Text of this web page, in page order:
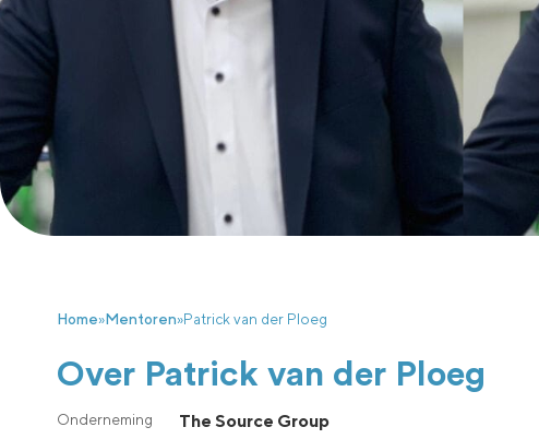
Home»Mentoren»Patrick van der Ploeg
Over Patrick van der Ploeg
The Source Group